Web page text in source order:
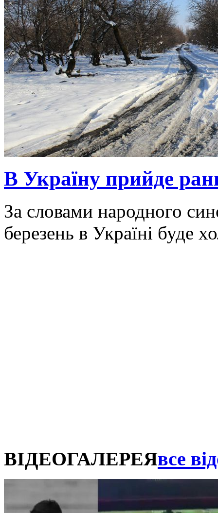
В Україну прийде
За словами народного
березень в Україні буде
ВІДЕОГАЛЕРЕЯвсе